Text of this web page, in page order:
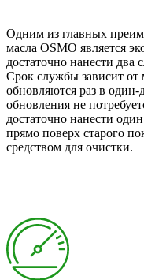
Одним из главных
масла OSMO является
достаточно нанести
Срок службы зависит от
обновляются раз в
обновления не
достаточно нанести
прямо поверх старого
средством для очистки.